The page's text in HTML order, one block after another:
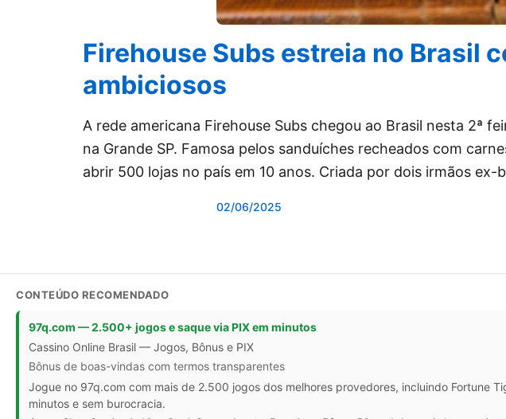
Firehouse Subs estreia no Brasil
ambiciosos
A rede americana Firehouse Subs chegou ao Brasil nesta 2ª
na Grande SP. Famosa pelos sanduíches recheados com
abrir 500 lojas no país em 10 anos. Criada por dois irmãos ex-
02/06/2025
CONTEÚDO RECOMENDADO
97q.com — 2.500+ jogos e saque via PIX em minutos
Cassino Online Brasil — Jogos, Bônus e PIX
Bônus de boas-vindas com termos transparentes
Jogue no 97q.com com mais de 2.500 jogos dos melhores provedores, incluindo Fortune
minutos e sem burocracia.